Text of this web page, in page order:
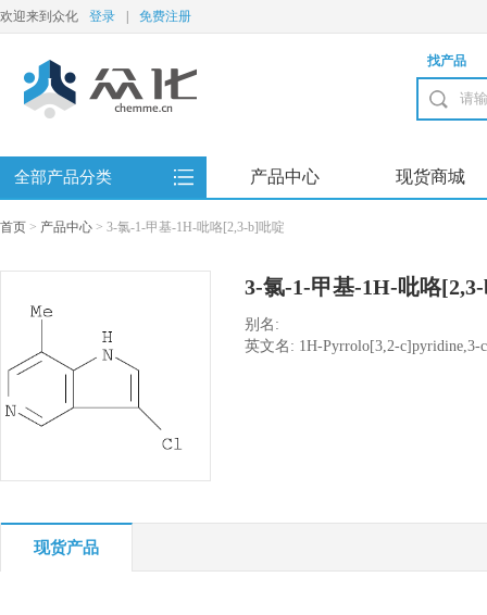
欢迎来到众化 登录 免费注册
找产品
全部产品分类 产品中心 现货商城
首页 > 产品中心 > 3-氯-1-甲基-1H-吡咯[2,3-b]吡啶
3-氯-1-甲基-1H-吡咯
别名:
英文名: 1H-Pyrrolo[3,2-c]pyridine,3-
现货产品